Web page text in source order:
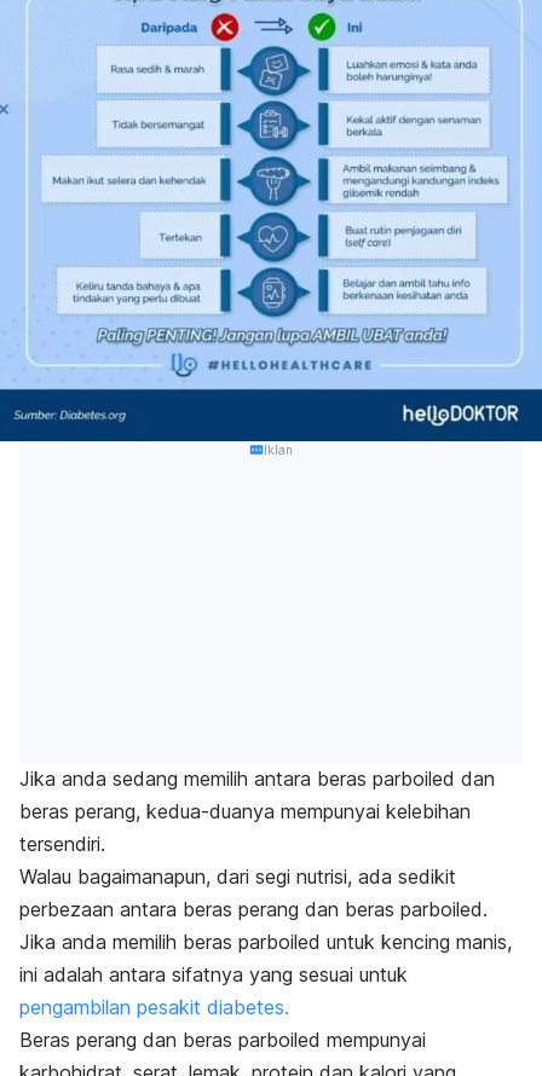
Iklan
Jika anda sedang memilih antara beras parboiled dan
beras perang, kedua-duanya mempunyai kelebihan
tersendiri.
Walau bagaimanapun, dari segi nutrisi, ada sedikit
perbezaan antara beras perang dan beras parboiled.
Jika anda memilih beras parboiled untuk kencing manis,
ini adalah antara sifatnya yang sesuai untuk
pengambilan pesakit diabetes.
Beras perang dan beras parboiled mempunyai